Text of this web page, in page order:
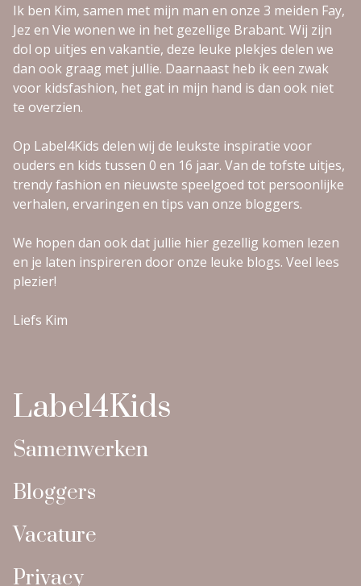
Ik ben Kim, samen met mijn man en onze 3 meiden Fay,
Jez en Vie wonen we in het gezellige Brabant. Wij zijn
dol op uitjes en vakantie, deze leuke plekjes delen we
dan ook graag met jullie. Daarnaast heb ik een zwak
voor kidsfashion, het gat in mijn hand is dan ook niet
te overzien.
Op Label4Kids delen wij de leukste inspiratie voor
ouders en kids tussen 0 en 16 jaar. Van de tofste uitjes,
trendy fashion en nieuwste speelgoed tot persoonlijke
verhalen, ervaringen en tips van onze bloggers.
We hopen dan ook dat jullie hier gezellig komen lezen
en je laten inspireren door onze leuke blogs. Veel lees
plezier!
Liefs Kim
Label4Kids
Samenwerken
Bloggers
Vacature
Privacy